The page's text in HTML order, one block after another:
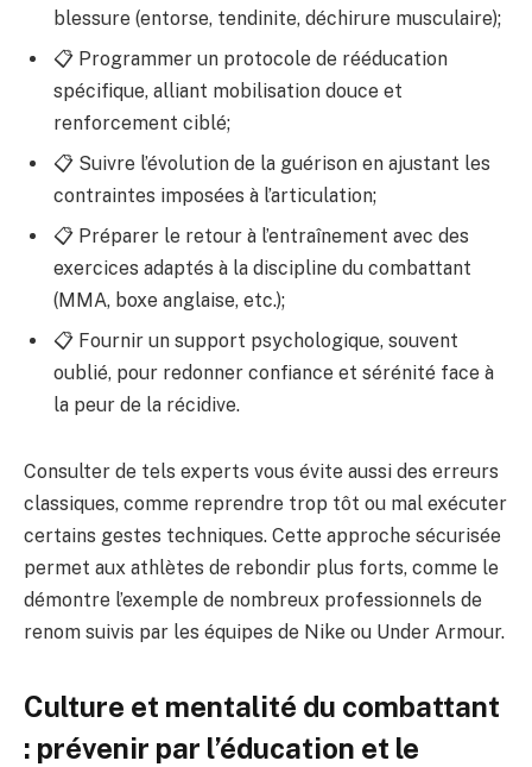
blessure (entorse, tendinite, déchirure musculaire);
📋 Programmer un protocole de rééducation
spécifique, alliant mobilisation douce et
renforcement ciblé;
📋 Suivre l’évolution de la guérison en ajustant les
contraintes imposées à l’articulation;
📋 Préparer le retour à l’entraînement avec des
exercices adaptés à la discipline du combattant
(MMA, boxe anglaise, etc.);
📋 Fournir un support psychologique, souvent
oublié, pour redonner confiance et sérénité face à
la peur de la récidive.
Consulter de tels experts vous évite aussi des erreurs
classiques, comme reprendre trop tôt ou mal exécuter
certains gestes techniques. Cette approche sécurisée
permet aux athlètes de rebondir plus forts, comme le
démontre l’exemple de nombreux professionnels de
renom suivis par les équipes de Nike ou Under Armour.
Culture et mentalité du combattant
: prévenir par l’éducation et le